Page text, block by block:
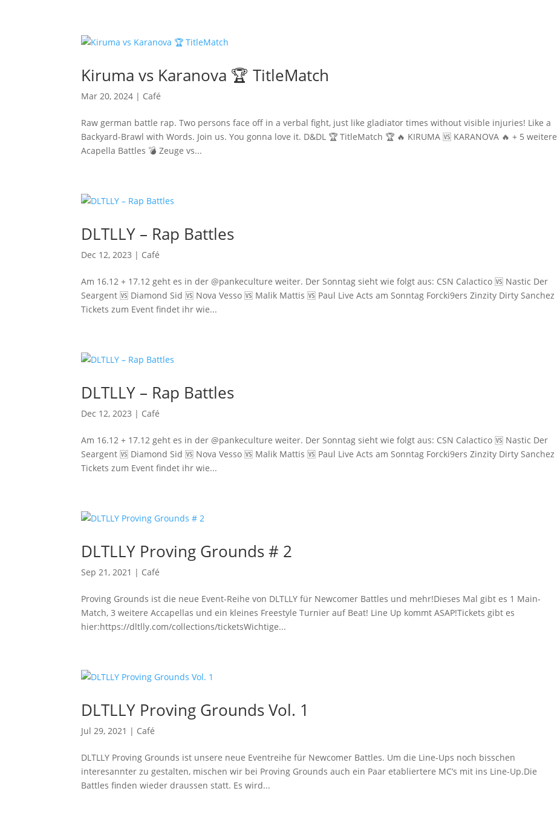
Kiruma vs Karanova 🏆 TitleMatch
Mar 20, 2024 | Café
Raw german battle rap. Two persons face off in a verbal fight, just like gladiator times without visible injuries! Like a
Backyard-Brawl with Words. Join us. You gonna love it. D&DL 🏆 TitleMatch 🏆 🔥 KIRUMA 🆚 KARANOVA 🔥 + 5 weitere
Acapella Battles 💣 Zeuge vs...
DLTLLY – Rap Battles
Dec 12, 2023 | Café
Am 16.12 + 17.12 geht es in der @pankeculture weiter. Der Sonntag sieht wie folgt aus: CSN Calactico 🆚️ Nastic Der
Seargent 🆚️ Diamond Sid 🆚️ Nova Vesso 🆚️ Malik Mattis 🆚️ Paul Live Acts am Sonntag Forcki9ers Zinzity Dirty Sanchez
Tickets zum Event findet ihr wie...
DLTLLY – Rap Battles
Dec 12, 2023 | Café
Am 16.12 + 17.12 geht es in der @pankeculture weiter. Der Sonntag sieht wie folgt aus: CSN Calactico 🆚️ Nastic Der
Seargent 🆚️ Diamond Sid 🆚️ Nova Vesso 🆚️ Malik Mattis 🆚️ Paul Live Acts am Sonntag Forcki9ers Zinzity Dirty Sanchez
Tickets zum Event findet ihr wie...
DLTLLY Proving Grounds # 2
Sep 21, 2021 | Café
Proving Grounds ist die neue Event-Reihe von DLTLLY für Newcomer Battles und mehr!Dieses Mal gibt es 1 Main-
Match, 3 weitere Accapellas und ein kleines Freestyle Turnier auf Beat! Line Up kommt ASAP!Tickets gibt es
hier:https://dltlly.com/collections/ticketsWichtige...
DLTLLY Proving Grounds Vol. 1
Jul 29, 2021 | Café
DLTLLY Proving Grounds ist unsere neue Eventreihe für Newcomer Battles. Um die Line-Ups noch bisschen
interesannter zu gestalten, mischen wir bei Proving Grounds auch ein Paar etabliertere MC’s mit ins Line-Up.Die
Battles finden wieder draussen statt. Es wird...